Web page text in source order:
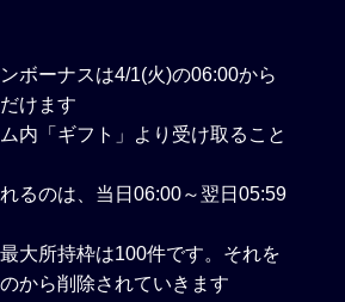
ボーナスは4/1(火)の06:00から
けます
内「ギフト」より受け取ること
るのは、当日06:00～翌日05:59
大所持枠は100件です。それを
から削除されていきます